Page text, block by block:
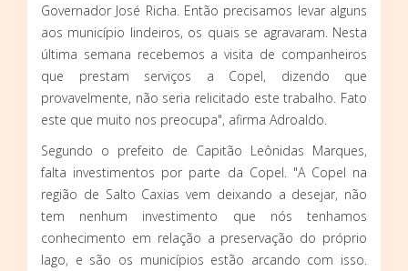
Governador José Richa. Então precisamos levar alguns
aos município lindeiros, os quais se agravaram. Nesta
última semana recebemos a visita de companheiros
que prestam serviços a Copel, dizendo que
provavelmente, não seria relicitado este trabalho. Fato
este que muito nos preocupa", afirma Adroaldo.
Segundo o prefeito de Capitão Leônidas Marques,
falta investimentos por parte da Copel. "A Copel na
região de Salto Caxias vem deixando a desejar, não
tem nenhum investimento que nós tenhamos
conhecimento em relação a preservação do próprio
lago, e são os municípios estão arcando com isso.